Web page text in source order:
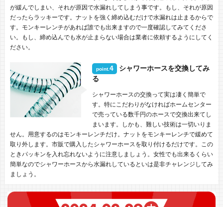
が緩んでしまい、それが原因で水漏れしてしまう事です。もし、それが原因
だったらラッキーです。ナットを強く締め込むだけで水漏れは止まるからで
す。モンキーレンチがあれば誰でも出来ますので一度確認してみてくださ
い。もし、締め込んでも水が止まらない場合は業者に依頼するようにしてく
ださい。
point.4
シャワーホースを交換してみ
る
シャワーホースの交換って実は凄く簡単で
す。特にこだわりがなければホームセンター
で売っている数千円のホースで交換出来てし
まいます。しかも、難しい技術は一切いりま
せん。用意するのはモンキーレンチだけ。ナットをモンキーレンチで緩めて
取り外します。市販で購入したシャワーホースを取り付けるだけです。この
ときパッキンを入れ忘れないように注意しましょう。女性でも出来るくらい
簡単なのでシャワーホースから水漏れしているといは是非チャレンジしてみ
ましょう。